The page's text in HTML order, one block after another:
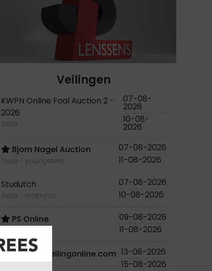
Veilingen
KWPN Online Foal Auction 2 -
2026
foals
07-08-
2026
10-08-
2026
Bjorn Nagel Auction
foals - youngsters
07-08-2026
11-08-2026
Studutch
foals - embryos
07-08-2026
10-08-2026
PS Online
09-08-2026
11-08-2026
Paardenveilingonline.com 13-08-2026
15-08-2026